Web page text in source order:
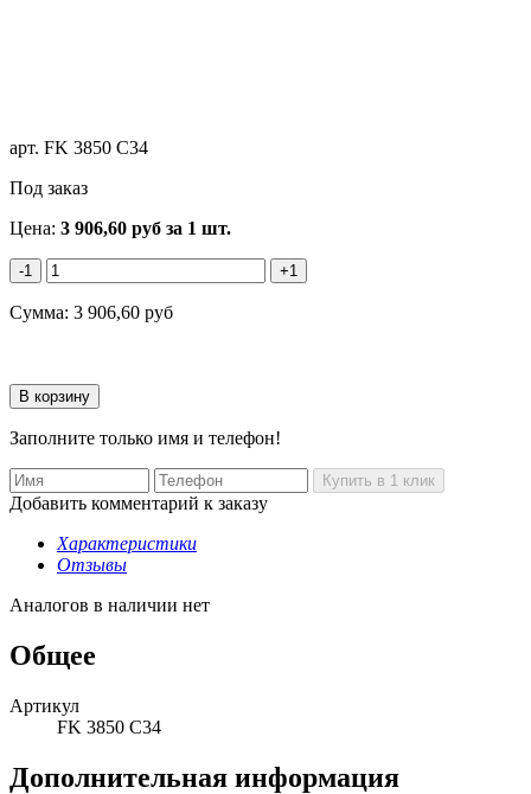
арт. FK 3850 C34
Под заказ
Цена: 3 906,60 руб за 1 шт.
-1 +1
Сумма: 3 906,60 руб
Заполните только имя и телефон!
Добавить комментарий к заказу
Характеристики
Отзывы
Аналогов в наличии нет
Общее
Артикул
FK 3850 C34
Дополнительная информация